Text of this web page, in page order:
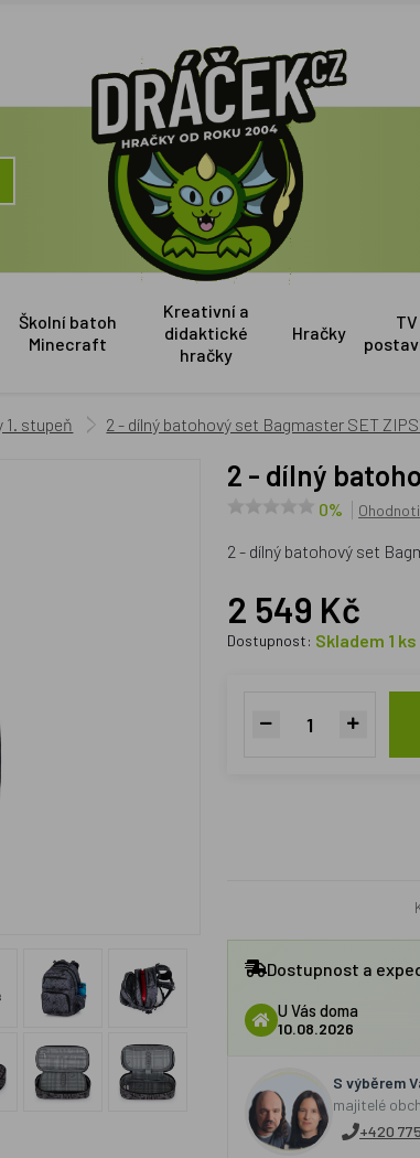
Školní batoh
Minecraft
Kreativní a
didaktické
hračky
Hračky
TV
1. stupeň 2 - dílný batohový set Bagmaster SET
2 - dílný
0%
2 - dílný batohový set
2 549 Kč
Dostupnost: Skladem 1 ks
Dostupnost a
U Vás doma
10.08.2026
S výběrem
majitelé
+420